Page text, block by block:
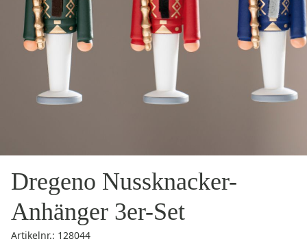
Dregeno Nussknacker-
Anhänger 3er-Set
Artikelnr.: 128044